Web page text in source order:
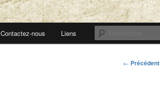
Contactez-nous Liens
Navigation
← Précédent